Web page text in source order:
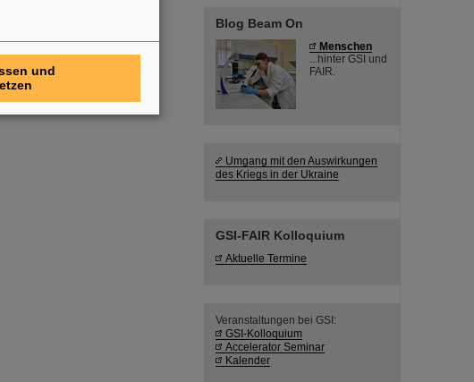
Blog Beam On
Menschen
...hinter GSI und
FAIR.
Umgang mit den Auswirkungen
des Kriegs in der Ukraine
GSI-FAIR Kolloquium
Aktuelle Termine
Veranstaltungen bei GSI:
GSI-Kolloquium
Accelerator Seminar
Kalender
und